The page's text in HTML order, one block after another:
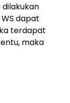
dapat
terdapat
maka